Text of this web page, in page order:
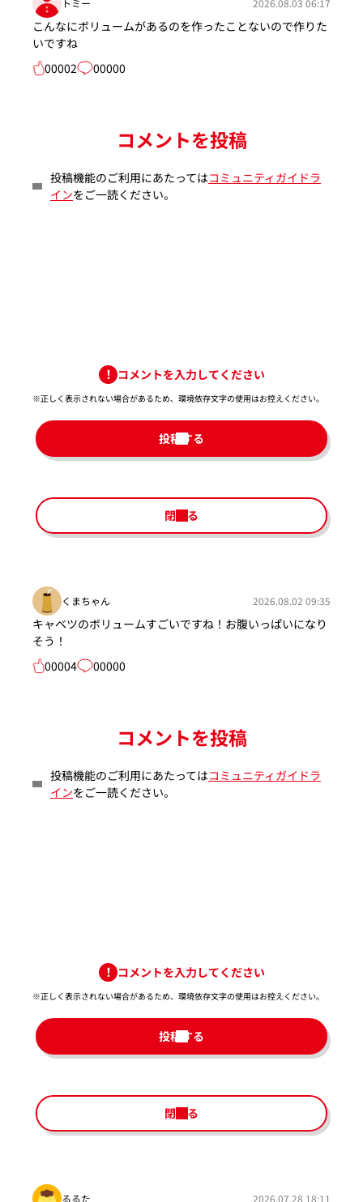
こんなにボリュームがあるのを作ったことないので作りた
いですね
00002
00000
コメントを投稿
投稿機能のご利用にあたってはコミュニティガイドラ
インをご一読ください。
コメントを入力してください
※正しく表示されない場合があるため、環境依存文字の使用はお控えください。​
投稿する
閉じる
くまちゃん 2026.08.02 09:35
キャベツのボリュームすごいですね！お腹いっぱいになり
そう！
00004
00000
コメントを投稿
投稿機能のご利用にあたってはコミュニティガイドラ
インをご一読ください。
コメントを入力してください
※正しく表示されない場合があるため、環境依存文字の使用はお控えください。​
投稿する
閉じる
るるた 2026.07.28 18:11